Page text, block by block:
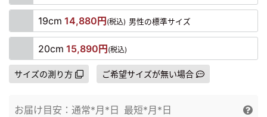
19cm 14,880円 (税込) 男性の標準サイズ
20cm 15,890円(税込)
サイズの測り方 ご希望サイズが無い場合
お届け目安： 通常*月*日 最短*月*日